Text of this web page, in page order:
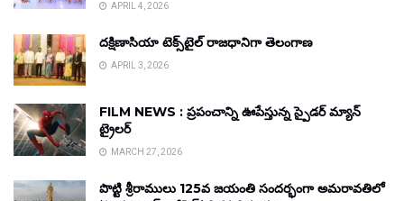
APRIL 4, 2026
దక్షిణాసియా టెక్స్‌టైల్ రాజధానిగా తెలంగాణ
APRIL 3, 2026
FILM NEWS : ప్రపంచాన్ని ఊపేస్తున్న స్పైడర్ మ్యాన్
ట్రైలర్
MARCH 27, 2026
పొట్టి శ్రీరాములు 125వ జయంతి సందర్భంగా అమరావతిలో